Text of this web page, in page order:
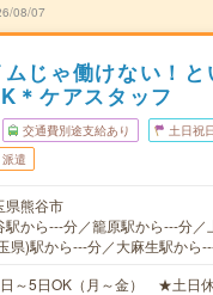
08/07
ムじゃ働けない！
＊ケアスタッフ
交通費別途支給あり 土日祝
派遣
県熊谷市
駅から---分／籠原駅から---分
県)駅から---分／大麻生駅から
～5日OK（月～金） ★土日